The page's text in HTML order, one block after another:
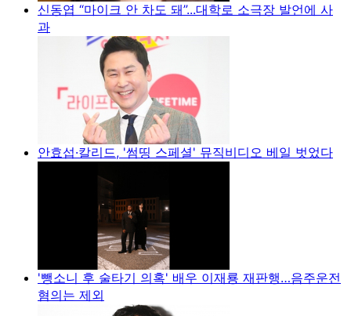
신동엽 “마이크 안 차도 돼”...대학로 소극장 발언에 사
과
안효섭·칼리드, '썸띵 스페셜' 뮤직비디오 베일 벗었다
'뺑소니 후 술타기 의혹' 배우 이재룡 재판행…음주운전
혐의는 제외